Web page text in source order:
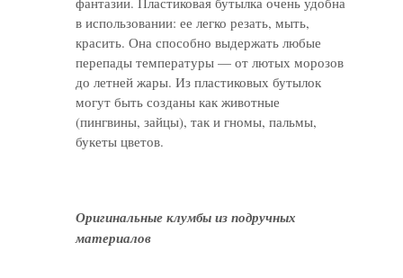
в использовании: ее легко резать, мыть,
красить. Она способно выдержать любые
перепады температуры — от лютых морозов
до летней жары. Из пластиковых бутылок
могут быть созданы как животные
(пингвины, зайцы), так и гномы, пальмы,
букеты цветов.
Оригинальные клумбы из подручных
материалов